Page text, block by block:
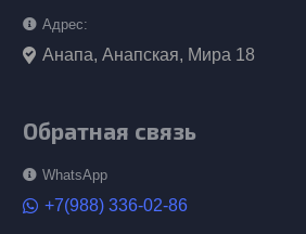
Адрес:
Анапа, Анапская, Мира 18
Обратная связь
WhatsApp
+7(988) 336-02-86